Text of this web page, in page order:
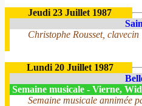
Jeudi 23 Juillet 1987
Christophe Rousset, clavecin
Lundi 20 Juillet 1987
Semaine musicale - Vierne,
Semaine musicale annimée